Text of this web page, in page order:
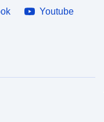
Youtube